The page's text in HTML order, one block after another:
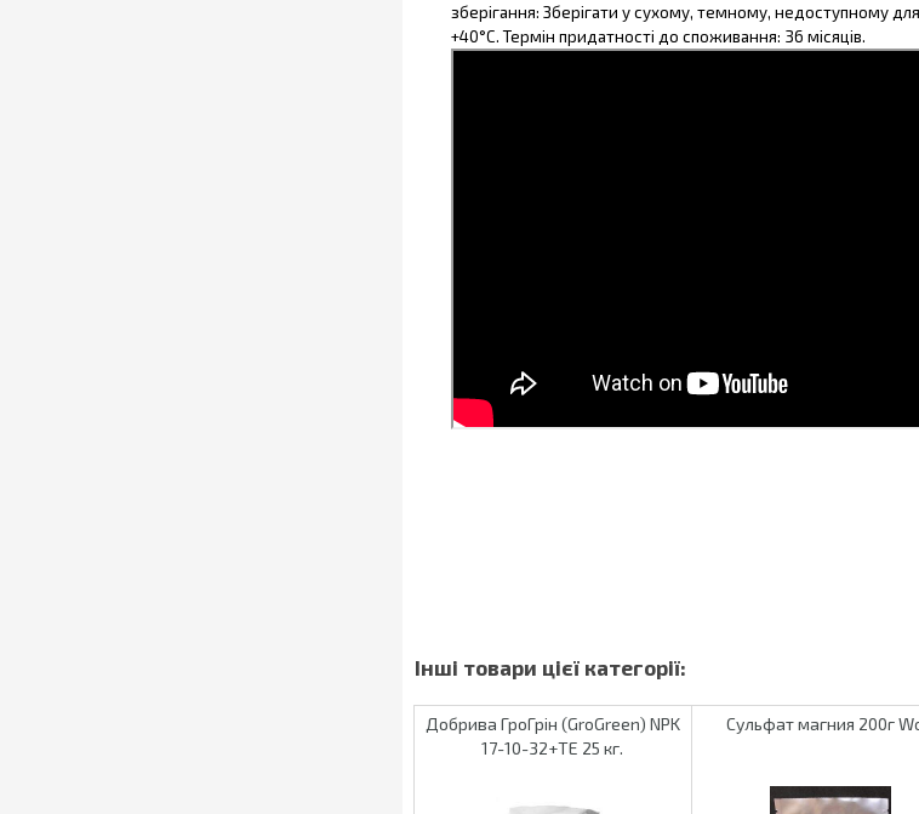
зберігання: Зберігати у сухому, темному, недоступному
+40°С. Термін придатності до споживання: 36 місяців.
Добрива ГроГрін (GroGreen) NPK
17-10-32+ТЕ 25 кг.
Сульфат магния 200г